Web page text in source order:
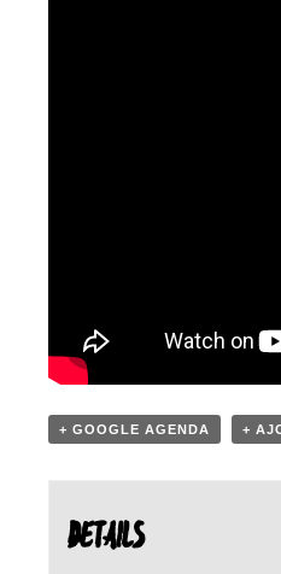
+ GOOGLE AGENDA +
DETAILS